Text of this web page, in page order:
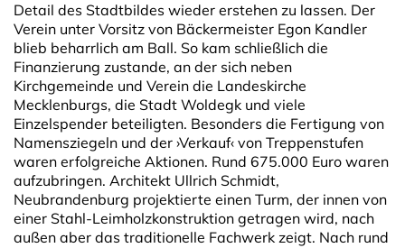
Detail des Stadtbildes wieder erstehen zu lassen. Der
Verein unter Vorsitz von Bäcker­meister Egon Kandler
blieb beharrlich am Ball. So kam schließlich die
Finanzierung zustande, an der sich neben
Kirchgemeinde und Verein die Landeskirche
Mecklenburgs, die Stadt Woldegk und viele
Einzelspender beteiligten. Besonders die Fertigung von
Namensziegeln und der ›Verkauf‹ von Treppenstufen
waren erfolgreiche Aktionen. Rund 675.000 Euro waren
aufzubringen. Architekt Ullrich Schmidt,
Neubrandenburg projektierte einen Turm, der innen von
einer Stahl-Leimholzkonstruktion getragen wird, nach
außen aber das traditionelle Fachwerk zeigt. Nach rund